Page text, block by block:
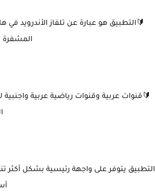
🔰التطبيق هو عبارة عن تلفاز الأندرويد
المشفرة
🔰قنوات عربية وقنوات رياضية عربية
التطبيق يتوفر على واجهة رئيسية بشكل أكثر